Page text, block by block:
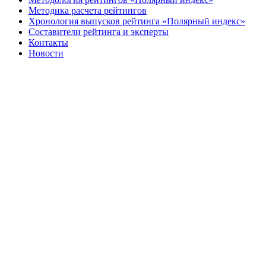
Методика расчета рейтингов
Хронология выпусков рейтинга «Полярный индекс»
Составители рейтинга и эксперты
Контакты
Новости